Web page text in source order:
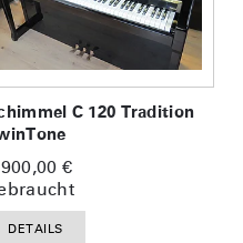
C 120 Tradition
€
DETAILS